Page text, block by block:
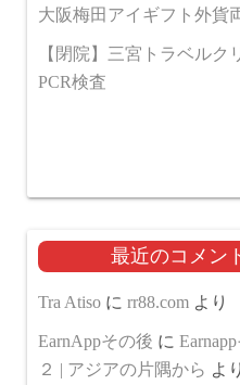
大阪梅田アイギフト外貨
【閉院】三宮トラベルク
PCR検査
最近のコメン
Tra Atiso に rr88.com より
EarnAppその後 に
２ | アジアの片隅から より